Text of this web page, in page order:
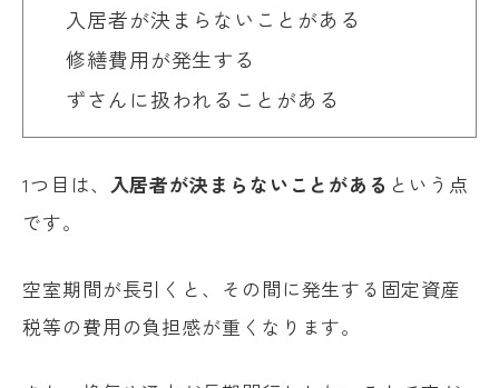
入居者が決まらないことがある
修繕費用が発生する
ずさんに扱われることがある
1つ目は、 入居者が決まらないことがある という点
です。
空室期間が長引くと、その間に発生する固定資産
税等の費用の負担感が重くなります。